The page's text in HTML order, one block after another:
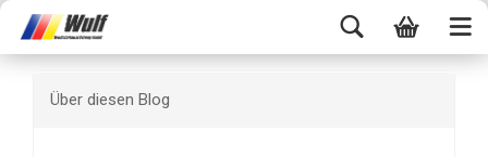
Über diesen Blog